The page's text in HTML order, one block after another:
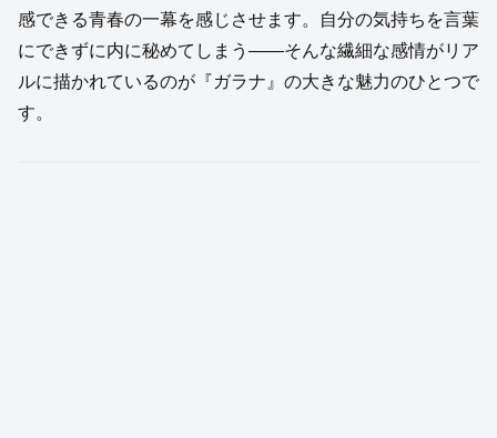
感できる青春の一幕を感じさせます。自分の気持ちを言葉
にできずに内に秘めてしまう――そんな繊細な感情がリア
ルに描かれているのが『ガラナ』の大きな魅力のひとつで
す。